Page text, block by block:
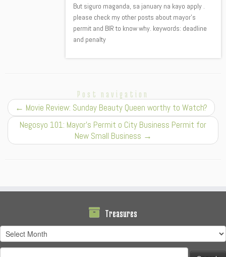
But siguro maganda, sa january na kayo apply .
please check my other posts about mayor’s
permit and BIR to know why. keywords: deadline
and penalty
Post navigation
← Movie Review: Sunday Beauty Queen worthy to Watch?
Negosyo 101: Mayor’s Permit o City Business Permit for
New Small Business →
Treasures
Treasures